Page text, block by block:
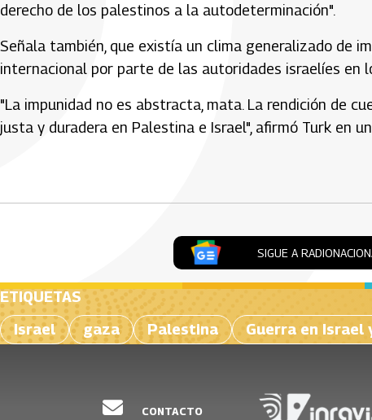
derecho de los palestinos a la autodeterminación".
Señala también, que existía un clima generalizado de
internacional por parte de las autoridades israelíes en
"La impunidad no es abstracta, mata. La rendición de
justa y duradera en Palestina e Israel", afirmó Turk en
SIGUE A
ETIQUETAS
Israel
gaza Palestina Guerra en Israel
CONTACTO